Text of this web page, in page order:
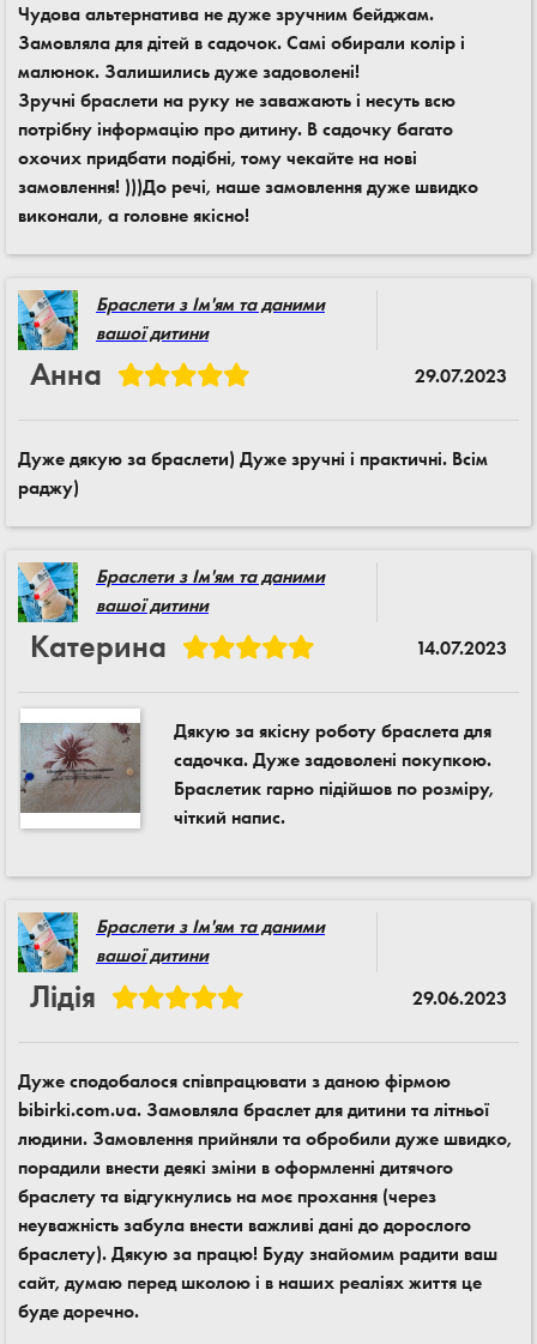
Чудова альтернатива не дуже зручним бейджам.
Замовляла для дітей в садочок. Самі обирали колір і
малюнок. Залишились дуже задоволені!
Зручні браслети на руку не заважають і несуть всю
потрібну інформацію про дитину. В садочку багато
охочих придбати подібні, тому чекайте на нові
замовлення! )))До речі, наше замовлення дуже швидко
виконали, а головне якісно!
Браслети з Ім'ям та даними
вашої дитини
Анна 29.07.2023
Дуже дякую за браслети) Дуже зручні і практичні. Всім
раджу)
Браслети з Ім'ям та даними
вашої дитини
Катерина 14.07.2023
Дякую за якісну роботу браслета для
садочка. Дуже задоволені покупкою.
Браслетик гарно підійшов по розміру,
чіткий напис.
Браслети з Ім'ям та даними
вашої дитини
Лідія 29.06.2023
Дуже сподобалося співпрацювати з даною фірмою
bibirki.com.ua. Замовляла браслет для дитини та літньої
людини. Замовлення прийняли та обробили дуже швидко,
порадили внести деякі зміни в оформленні дитячого
браслету та відгукнулись на моє прохання (через
неуважність забула внести важливі дані до дорослого
браслету). Дякую за працю! Буду знайомим радити ваш
сайт, думаю перед школою і в наших реаліях життя це
буде доречно.